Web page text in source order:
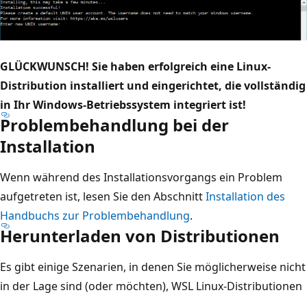
GLÜCKWUNSCH! Sie haben erfolgreich eine Linux-
Distribution installiert und eingerichtet, die vollständig
in Ihr Windows-Betriebssystem integriert ist!
Problembehandlung bei der
Installation
Wenn während des Installationsvorgangs ein Problem
aufgetreten ist, lesen Sie den AbschnittInstallation des
Handbuchs zur Problembehandlung.
Herunterladen von Distributionen
Es gibt einige Szenarien, in denen Sie möglicherweise nicht
in der Lage sind (oder möchten), WSL Linux-Distributionen